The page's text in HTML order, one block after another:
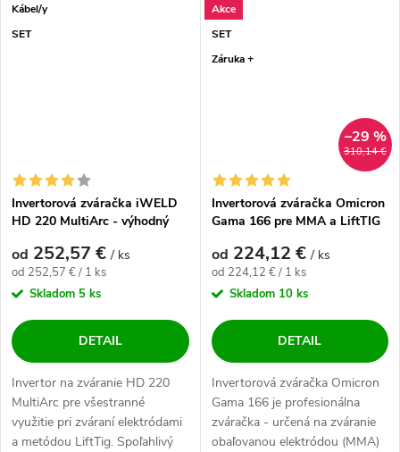
Kábel/y
SET
Invertorová zváračka iWELD
HD 220 MultiArc - výhodný
od 252,57 €/ ks
Jednotková cena:
od 252,57 € / 1 ks
Skladom 5 ks
DETAIL
Invertor na zváranie HD 220
MultiArc pre všestranné
využitie pri zváraní elektródami
a metódou LiftTig. Spoľahlivý
Akce
SET
Záruka +
310,14 €
–29 %
Invertorová zváračka Omicron
Gama 166 pre MMA a LiftTIG
od 224,12 €/ ks
Jednotková cena:
od 224,12 € / 1 ks
Skladom 10 ks
DETAIL
Invertorová zváračka Omicron
Gama 166 je profesionálna
zváračka - určená na zváranie
obaľovanou elektródou (MMA)